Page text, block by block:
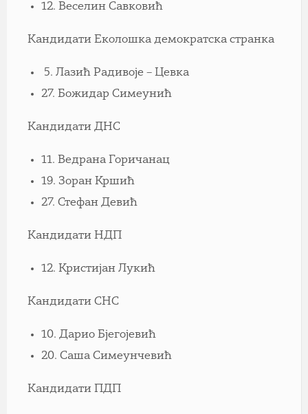
12. Веселин Савковић
Кандидати Еколошка демократска странка
5. Лазић Радивоје – Цевка
27. Божидар Симеунић
Кандидати ДНС
11. Ведрана Горичанац
19. Зоран Кршић
27. Стефан Девић
Кандидати НДП
12. Кристијан Лукић
Кандидати СНС
10. Дарио Бјегојевић
20. Саша Симеунчевић
Кандидати ПДП